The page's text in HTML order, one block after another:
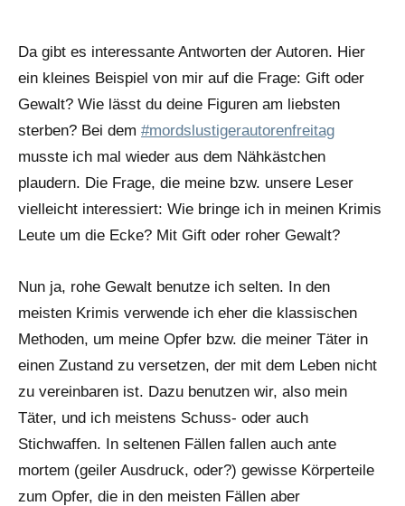
Da gibt es interessante Antworten der Autoren. Hier
ein kleines Beispiel von mir auf die Frage: Gift oder
Gewalt? Wie lässt du deine Figuren am liebsten
sterben? Bei dem #mordslustigerautorenfreitag
musste ich mal wieder aus dem Nähkästchen
plaudern. Die Frage, die meine bzw. unsere Leser
vielleicht interessiert: Wie bringe ich in meinen Krimis
Leute um die Ecke? Mit Gift oder roher Gewalt?
Nun ja, rohe Gewalt benutze ich selten. In den
meisten Krimis verwende ich eher die klassischen
Methoden, um meine Opfer bzw. die meiner Täter in
einen Zustand zu versetzen, der mit dem Leben nicht
zu vereinbaren ist. Dazu benutzen wir, also mein
Täter, und ich meistens Schuss- oder auch
Stichwaffen. In seltenen Fällen fallen auch ante
mortem (geiler Ausdruck, oder?) gewisse Körperteile
zum Opfer, die in den meisten Fällen aber